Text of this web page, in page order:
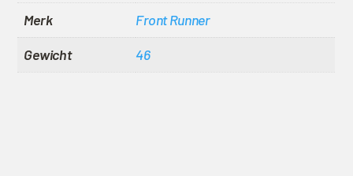
Merk
Front Runner
Gewicht
46